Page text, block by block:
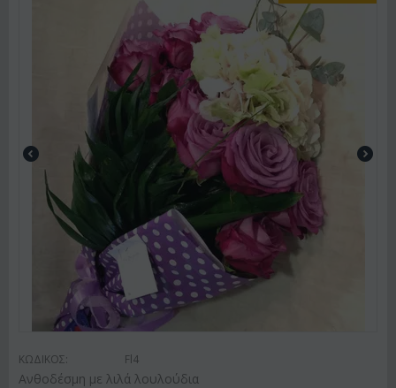
ΚΩΔΙΚΟΣ: Fl4
Ανθοδέσμη με λιλά λουλούδια